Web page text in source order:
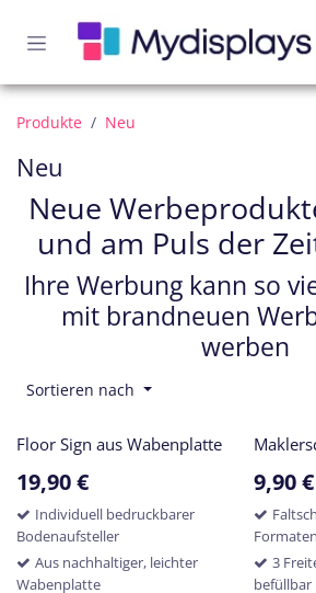
Produkte Neu
Neu
Neue
und am Puls der
Ihre Werbung kann so
mit brandneuen
werben
Sortieren nach
Floor Sign aus Wabenplatte
19,90€
Individuell bedruckbarer
Bodenaufsteller
Aus nachhaltiger, leichter
Wabenplatte
9,90€
Formaten
3
befüllbar